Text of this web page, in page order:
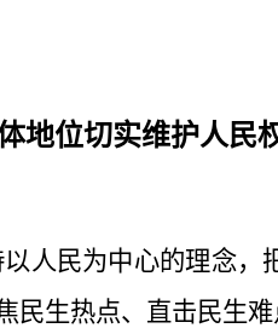
地位切实维护人民
人民为中心的理念
民生热点、直击民生